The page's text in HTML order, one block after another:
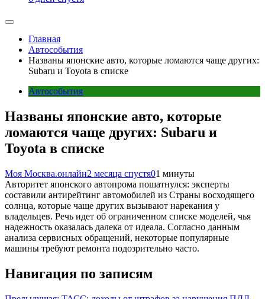
Главная
Автособытия
Названы японские авто, которые ломаются чаще других:
Subaru и Toyota в списке
Автособытия
Названы японские авто, которые
ломаются чаще других: Subaru и
Toyota в списке
Моя Москва.онлайн2 месяца спустя01 минуты
Авторитет японского автопрома пошатнулся: эксперты
составили антирейтинг автомобилей из Страны восходящего
солнца, которые чаще других вызывают нарекания у
владельцев. Речь идет об ограниченном списке моделей, чья
надежность оказалась далека от идеала. Согласно данным
анализа сервисных обращений, некоторые популярные
машины требуют ремонта подозрительно часто.
Навигация по записям